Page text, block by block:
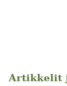
Artikkelit